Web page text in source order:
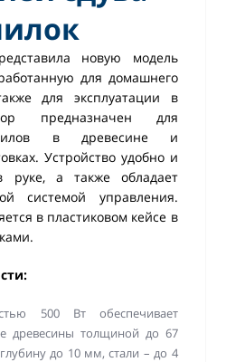
новую модель
для домашнего
для эксплуатации в
предназначен для
в древесине и
Устройство удобно и
руке, а также обладает
системой управления.
в пластиковом кейсе в
500 Вт обеспечивает
древесины толщиной до 67
до 10 мм, стали – до 4